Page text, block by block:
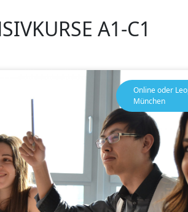
A1-C1
Online oder
München